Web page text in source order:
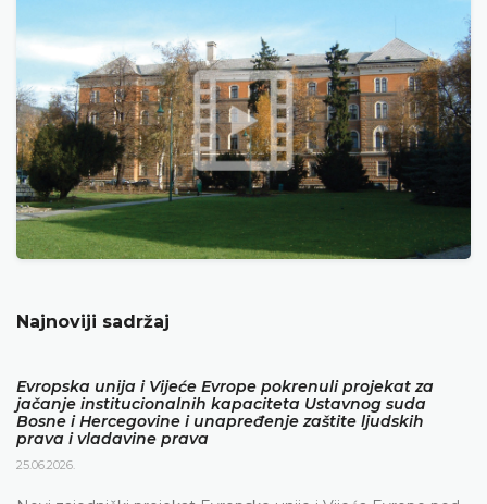
Najnoviji sadržaj
Evropska unija i Vijeće Evrope pokrenuli projekat za
jačanje institucionalnih kapaciteta Ustavnog suda
Bosne i Hercegovine i unapređenje zaštite ljudskih
prava i vladavine prava
25.06.2026.